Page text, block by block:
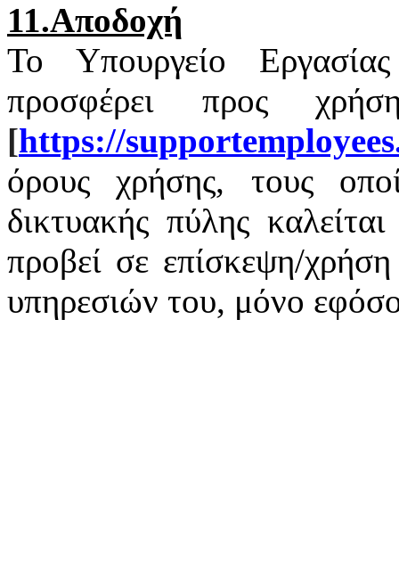
11.Αποδοχή
Το Υπουργείο
προσφέρει προς
[https://supportemployees
όρους χρήσης, τους
δικτυακής πύλης
προβεί σε επίσκεψη/
υπηρεσιών του, μόνο